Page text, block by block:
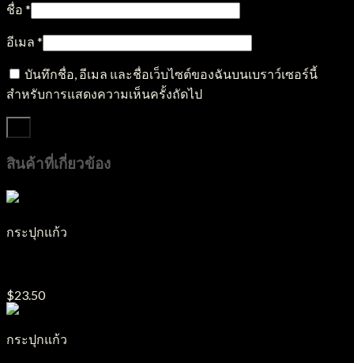
ชื่อ *
อีเมล *
บันทึกชื่อ, อีเมล และชื่อเว็บไซต์ของฉันบนเบราว์เซอร์นี้
สำหรับการแสดงความเห็นครั้งถัดไป
สินค้าที่เกี่ยวข้อง
กระปุกแก้ว
$23.50
กระปุกแก้ว